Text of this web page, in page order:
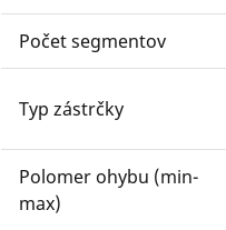
Počet segmentov
Typ zástrčky
Polomer ohybu (min-
max)